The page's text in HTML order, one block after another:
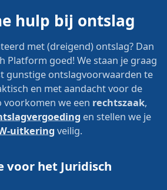
hulp bij ontslag
met (dreigend) ontslag? Dan
Platform goed! We staan je graag
gunstige ontslagvoorwaarden te
en met aandacht voor de
voorkomen we een rechtszaak,
en stellen we je
uitkering veilig.
voor het Juridisch